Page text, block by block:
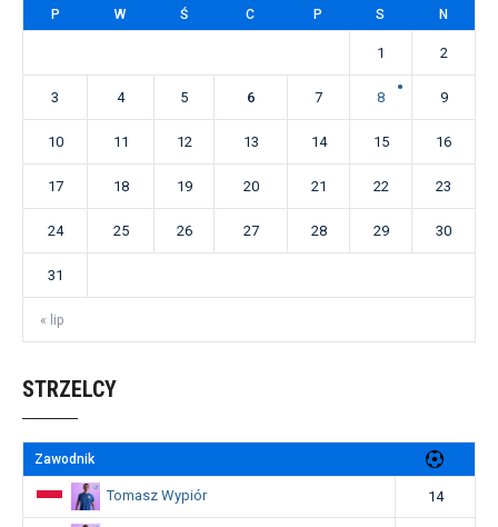
P W Ś C P S N
« lip
1 2
3 4 5 6 7 8 9
10 11 12 13 14 15 16
17 18 19 20 21 22 23
24 25 26 27 28 29 30
31
STRZELCY
Zawodnik
Tomasz Wypiór 14